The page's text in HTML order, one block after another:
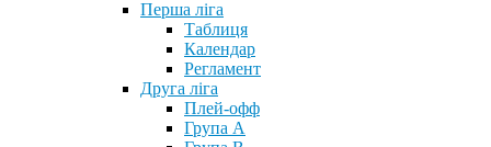
Перша ліга
Таблиця
Календар
Регламент
Друга ліга
Плей-офф
Група А